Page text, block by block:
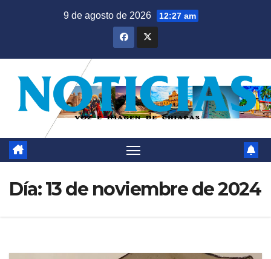
9 de agosto de 2026 12:27 am
Día:13 de noviembre de 2024